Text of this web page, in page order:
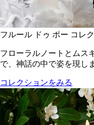
フルール ドゥ ポー コレ
フローラルノートとムス
で、神話の中で姿を現し
コレクションをみる